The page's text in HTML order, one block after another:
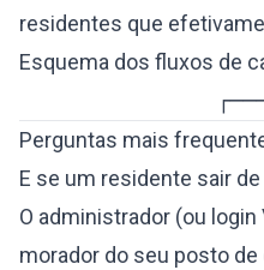
residentes que
Esquema dos fluxos de
Perguntas mais
E se um residente sair de
O administrador (ou
morador do seu posto